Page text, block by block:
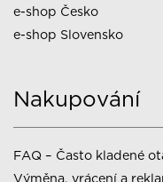
e-shop Česko
e-shop Slovensko
Nakupování
FAQ – Často kladené
Výměna, vrácení a